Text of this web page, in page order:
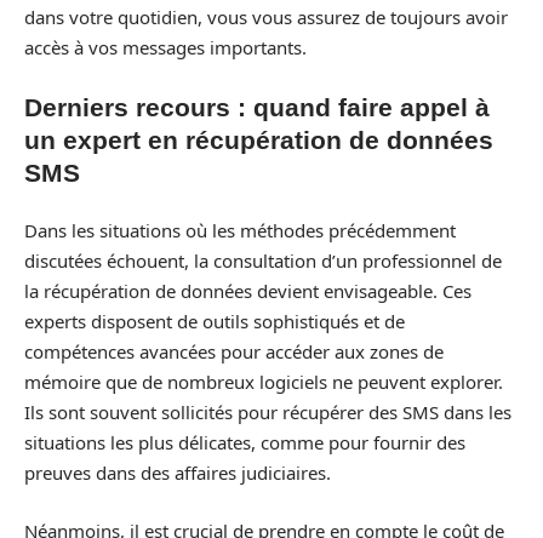
dans votre quotidien, vous vous assurez de toujours avoir
accès à vos messages importants.
Derniers recours : quand faire appel à
un expert en récupération de données
SMS
Dans les situations où les méthodes précédemment
discutées échouent, la consultation d’un professionnel de
la récupération de données devient envisageable. Ces
experts disposent de outils sophistiqués et de
compétences avancées pour accéder aux zones de
mémoire que de nombreux logiciels ne peuvent explorer.
Ils sont souvent sollicités pour récupérer des SMS dans les
situations les plus délicates, comme pour fournir des
preuves dans des affaires judiciaires.
Néanmoins, il est crucial de prendre en compte le coût de